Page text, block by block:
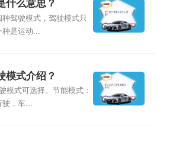
什么意思？
驾驶模式，驾驶模式只
是运动...
模式介绍？
模式可选择。节能模式：
驶，车...